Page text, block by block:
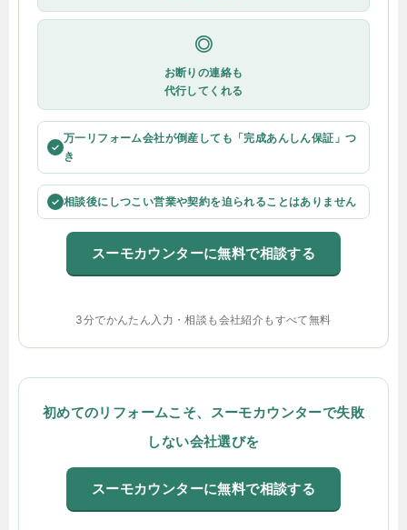
◎
お断りの連絡も
代行してくれる
✓
万一リフォーム会社が倒産しても「完成あんしん保証」つ
き
✓ 相談後にしつこい営業や契約を迫られることはありません
スーモカウンターに無料で相談する
3分でかんたん入力・相談も会社紹介もすべて無料
初めてのリフォームこそ、スーモカウンターで失敗
しない会社選びを
スーモカウンターに無料で相談する